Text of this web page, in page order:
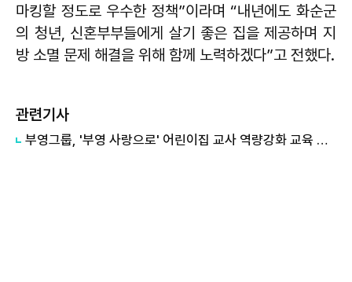
마킹할 정도로 우수한 정책”이라며 “내년에도 화순군
의 청년, 신혼부부들에게 살기 좋은 집을 제공하며 지
방 소멸 문제 해결을 위해 함께 노력하겠다”고 전했다.
관련기사
부영그룹, '부영 사랑으로' 어린이집 교사 역량강화 교육 실시